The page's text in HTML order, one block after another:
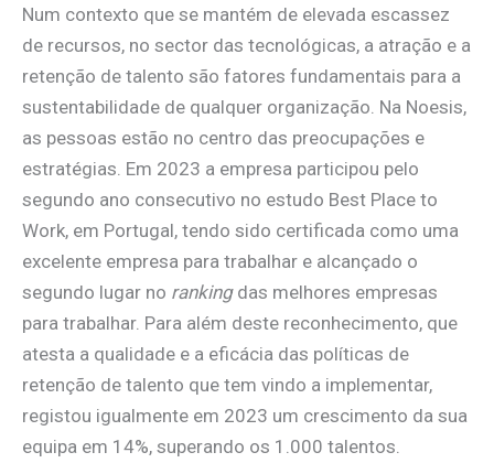
Num contexto que se mantém de elevada escassez
de recursos, no sector das tecnológicas, a atração e a
retenção de talento são fatores fundamentais para a
sustentabilidade de qualquer organização. Na Noesis,
as pessoas estão no centro das preocupações e
estratégias. Em 2023 a empresa participou pelo
segundo ano consecutivo no estudo Best Place to
Work, em Portugal, tendo sido certificada como uma
excelente empresa para trabalhar e alcançado o
segundo lugar no rankingdas melhores empresas
para trabalhar. Para além deste reconhecimento, que
atesta a qualidade e a eficácia das políticas de
retenção de talento que tem vindo a implementar,
registou igualmente em 2023 um crescimento da sua
equipa em 14%, superando os 1.000 talentos.